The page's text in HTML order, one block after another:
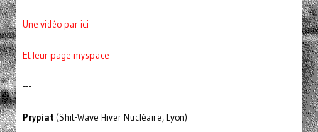
Une vidéo par ici
Et leur page myspace
---
Prypiat (Shit-Wave Hiver Nucléaire, Lyon)